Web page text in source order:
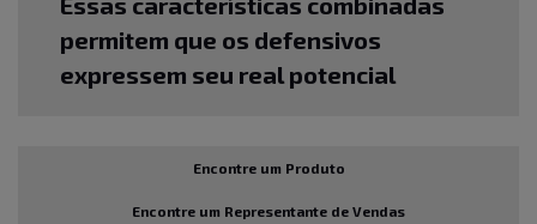
permitem que os defensivos
expressem seu real potencial
Encontre um Produto
Encontre um Representante de Vendas